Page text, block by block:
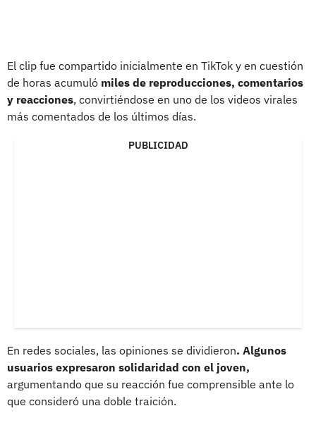
El clip fue compartido inicialmente en TikTok y en cuestión
de horas acumuló miles de reproducciones, comentarios
y reacciones, convirtiéndose en uno de los videos virales
más comentados de los últimos días.
PUBLICIDAD
En redes sociales, las opiniones se dividieron. Algunos
usuarios expresaron solidaridad con el joven,
argumentando que su reacción fue comprensible ante lo
que consideró una doble traición.